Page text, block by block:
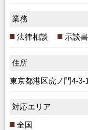
業務
法律相談 示談
住所
東京都港区虎ノ門4-
対応エリア
全国